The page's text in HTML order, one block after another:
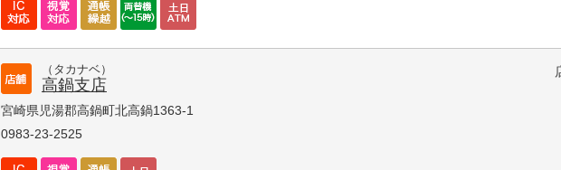
（タカナベ）
高鍋支店
宮崎県児湯郡高鍋町北高鍋1363-1
0983-23-2525